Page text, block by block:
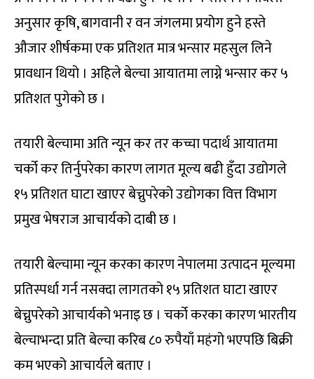
अनुसार कृषि, बागवानी र वन जंगलमा प्रयोग हुने हस्ते
औजार शीर्षकमा एक प्रतिशत मात्र भन्सार महसुल लिने
प्रावधान थियो । अहिले बेल्चा आयातमा लाग्ने भन्सार कर ५
प्रतिशत पुगेको छ ।
तयारी बेल्चामा अति न्यून कर तर कच्चा पदार्थ आयातमा
चर्को कर तिर्नुपरेका कारण लागत मूल्य बढी हुँदा उद्योगले
१५ प्रतिशत घाटा खाएर बेच्नुपरेको उद्योगका वित्त विभाग
प्रमुख भेषराज आचार्यको दाबी छ ।
तयारी बेल्चामा न्यून करका कारण नेपालमा उत्पादन मूल्यमा
प्रतिस्पर्धा गर्न नसक्दा लागतको १५ प्रतिशत घाटा खाएर
बेच्नुपरेको आचार्यको भनाइ छ । चर्को करका कारण भारतीय
बेल्चाभन्दा प्रति बेल्चा करिब ८० रुपैयाँ महंगो भएपछि बिक्री
कम भएको आचार्यले बताए ।